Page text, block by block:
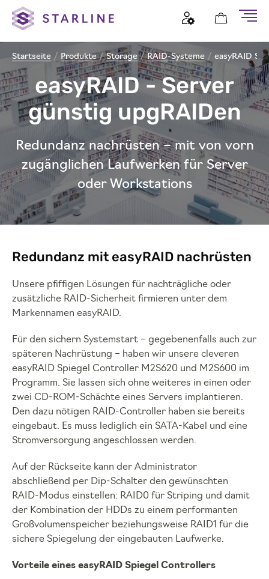
Startseite / Produkte /Storage /RAID-Systeme / easyRAID
easyRAID - Server
günstig upgRAIDen
Redundanz nachrüsten – mit von vorn
zugänglichen Laufwerken für Server
oder Workstations
Redundanz mit easyRAID nachrüsten
Unsere pfiffigen Lösungen für nachträgliche oder
zusätzliche RAID-Sicherheit firmieren unter dem
Markennamen easyRAID.
Für den sichern Systemstart – gegebenenfalls auch zur
späteren Nachrüstung – haben wir unsere cleveren
easyRAID Spiegel Controller M2S620 und M2S600 im
Programm. Sie lassen sich ohne weiteres in einen oder
zwei CD-ROM-Schächte eines Servers implantieren.
Den dazu nötigen RAID-Controller haben sie bereits
eingebaut. Es muss lediglich ein SATA-Kabel und eine
Stromversorgung angeschlossen werden.
Auf der Rückseite kann der Administrator
abschließend per Dip-Schalter den gewünschten
RAID-Modus einstellen: RAID0 für Striping und damit
der Kombination der HDDs zu einem performanten
Großvolumenspeicher beziehungsweise RAID1 für die
sichere Spiegelung der eingebauten Laufwerke.
Vorteile eines easyRAID Spiegel Controllers